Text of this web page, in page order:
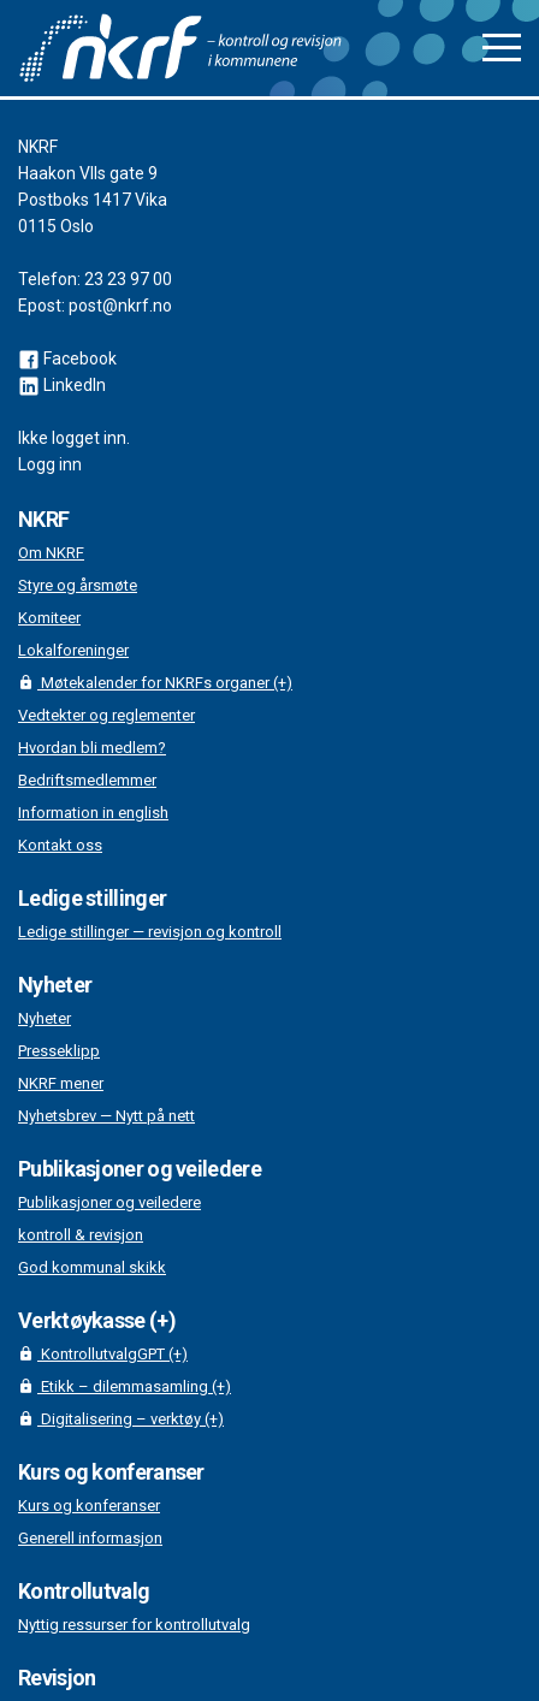
NKRF
Haakon VIIs gate 9
Postboks 1417 Vika
0115 Oslo
Telefon: 23 23 97 00
Epost: post@nkrf.no
Facebook
LinkedIn
Ikke logget inn.
Logg inn
NKRF
Om NKRF
Styre og årsmøte
Komiteer
Lokalforeninger
Møtekalender for NKRFs organer (+)
Vedtekter og reglementer
Hvordan bli medlem?
Bedriftsmedlemmer
Information in english
Kontakt oss
Ledige stillinger
Ledige stillinger — revisjon og kontroll
Nyheter
Nyheter
Presseklipp
NKRF mener
Nyhetsbrev — Nytt på nett
Publikasjoner og veiledere
Publikasjoner og veiledere
kontroll & revisjon
God kommunal skikk
Verktøykasse (+)
KontrollutvalgGPT (+)
Etikk – dilemmasamling (+)
Digitalisering – verktøy (+)
Kurs og konferanser
Kurs og konferanser
Generell informasjon
Kontrollutvalg
Nyttig ressurser for kontrollutvalg
Revisjon